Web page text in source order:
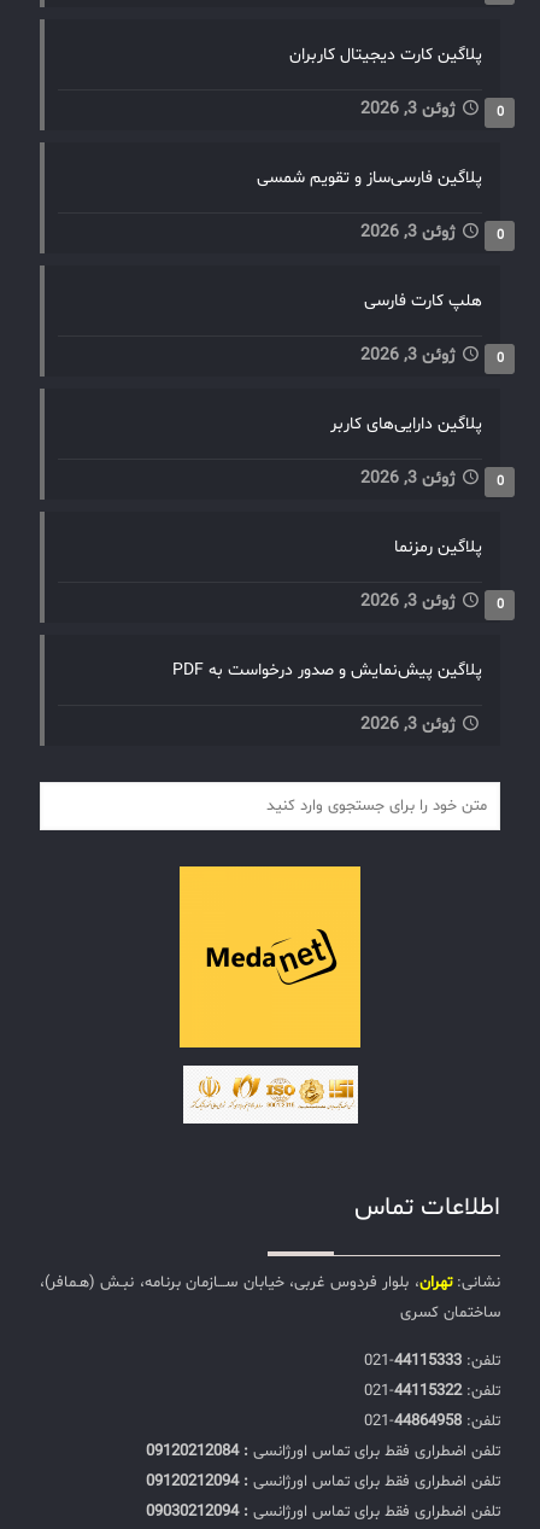
پلاگین کارت دیجیتال کاربران
ژوئن 3, 2026 0
پلاگین فارسی‌ساز و تقویم شمسی
ژوئن 3, 2026 0
هلپ کارت فارسی
ژوئن 3, 2026 0
پلاگین دارایی‌های کاربر
ژوئن 3, 2026 0
پلاگین رمزنما
ژوئن 3, 2026 0
پلاگین پیش‌نمایش و صدور درخواست به PDF
ژوئن 3, 2026
اطلاعات تماس
نشانی:تهران، بلوار فردوس غربی، خیابان ســـازمان برنامه، نبـش (هـمافر)،
ساختمان کسری
تلفن:‌ 44115333
-021
تلفن:‌44115322
-021
تلفن:‌ 44864958
-021
تلفن اضطراری فقط برای تماس اورژانسی : 09120212084
تلفن اضطراری فقط برای تماس اورژانسی : 09120212094
تلفن اضطراری فقط برای تماس اورژانسی : 09030212094